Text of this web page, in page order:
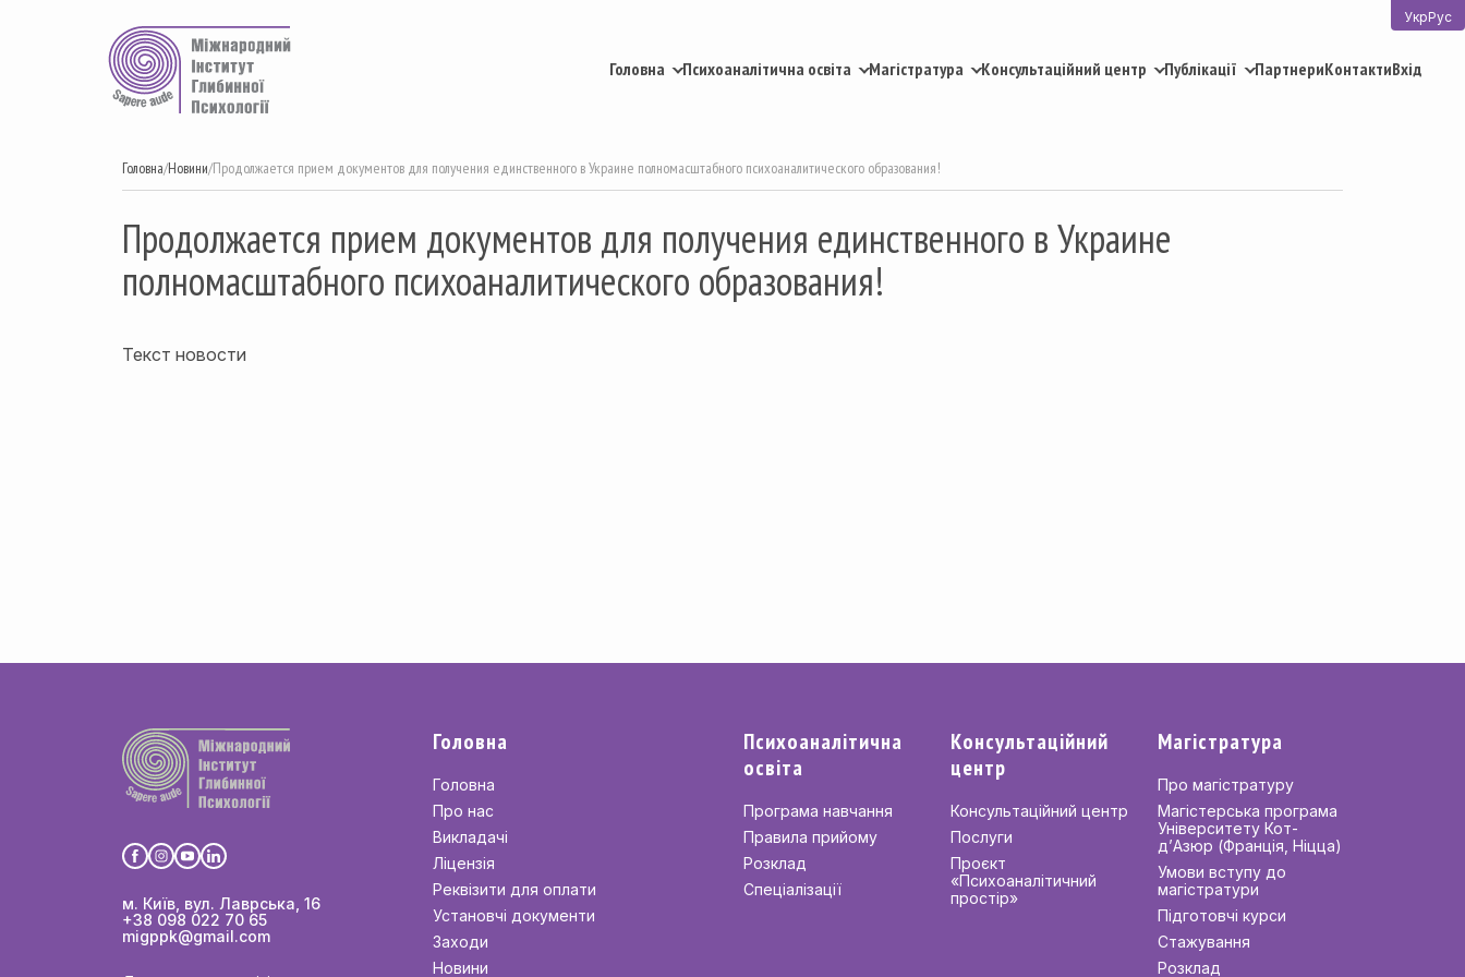
Головна Психоаналітична освіта Магістратура Консультаційний центр Публікації ПартнериКонтактиВхід
УкрРус
Головна/Новини/Продолжается прием документов для получения единственного в Украине полномасштабного психоаналитического образования!
Продолжается прием документов для получения единственного в Украине
полномасштабного психоаналитического образования!
Текст новости
м. Київ, вул. Лаврська, 16
+38 098 022 70 65
migppk@gmail.com
Головна
Головна
Про нас
Викладачі
Ліцензія
Реквізити для оплати
Установчі документи
Заходи
Новини
Психоаналітична
освіта
Програма навчання
Правила прийому
Розклад
Спеціалізації
Консультаційний
центр
Консультаційний центр
Послуги
Проєкт
«Психоаналітичний
простір»
Магістратура
Про магістратуру
Магістерська програма
Університету Кот-
д’Азюр (Франція, Ніцца)
Умови вступу до
магістратури
Підготовчі курси
Стажування
Розклад